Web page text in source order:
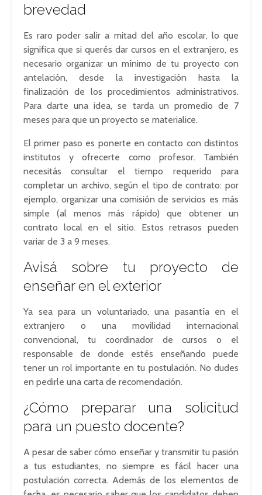
brevedad
Es raro poder salir a mitad del año escolar, lo que
significa que si querés dar cursos en el extranjero, es
necesario organizar un mínimo de tu proyecto con
antelación, desde la investigación hasta la
finalización de los procedimientos administrativos.
Para darte una idea, se tarda un promedio de 7
meses para que un proyecto se materialice.
El primer paso es ponerte en contacto con distintos
institutos y ofrecerte como profesor. También
necesitás consultar el tiempo requerido para
completar un archivo, según el tipo de contrato: por
ejemplo, organizar una comisión de servicios es más
simple (al menos más rápido) que obtener un
contrato local en el sitio. Estos retrasos pueden
variar de 3 a 9 meses.
Avisá sobre tu proyecto de
enseñar en el exterior
Ya sea para un voluntariado, una pasantía en el
extranjero o una movilidad internacional
convencional, tu coordinador de cursos o el
responsable de donde estés enseñando puede
tener un rol importante en tu postulación. No dudes
en pedirle una carta de recomendación.
¿Cómo preparar una solicitud
para un puesto docente?
A pesar de saber cómo enseñar y transmitir tu pasión
a tus estudiantes, no siempre es fácil hacer una
postulación correcta. Además de los elementos de